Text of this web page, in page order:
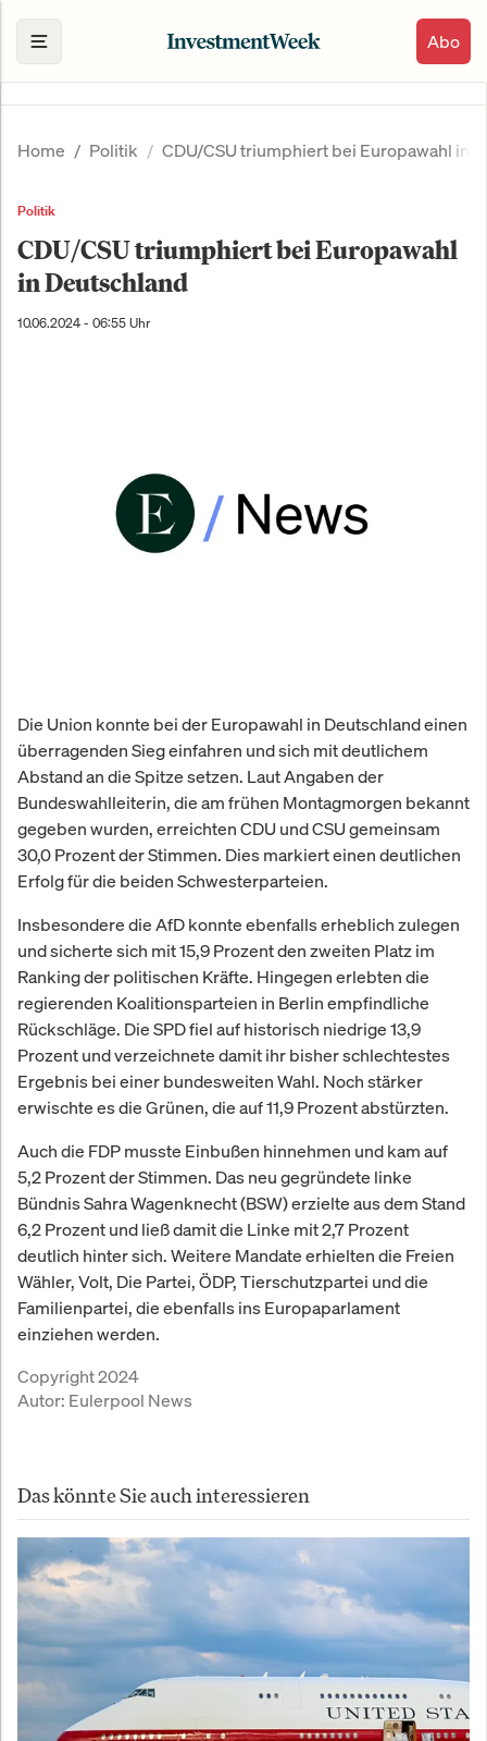
Abo
Home Politik CDU/CSU triumphiert bei Europawahl in
Politik
CDU/CSU triumphiert bei Europawahl
in Deutschland
10.06.2024 - 06:55 Uhr
Die Union konnte bei der Europawahl in Deutschland einen
überragenden Sieg einfahren und sich mit deutlichem
Abstand an die Spitze setzen. Laut Angaben der
Bundeswahlleiterin, die am frühen Montagmorgen bekannt
gegeben wurden, erreichten CDU und CSU gemeinsam
30,0 Prozent der Stimmen. Dies markiert einen deutlichen
Erfolg für die beiden Schwesterparteien.
Insbesondere die AfD konnte ebenfalls erheblich zulegen
und sicherte sich mit 15,9 Prozent den zweiten Platz im
Ranking der politischen Kräfte. Hingegen erlebten die
regierenden Koalitionsparteien in Berlin empfindliche
Rückschläge. Die SPD fiel auf historisch niedrige 13,9
Prozent und verzeichnete damit ihr bisher schlechtestes
Ergebnis bei einer bundesweiten Wahl. Noch stärker
erwischte es die Grünen, die auf 11,9 Prozent abstürzten.
Auch die FDP musste Einbußen hinnehmen und kam auf
5,2 Prozent der Stimmen. Das neu gegründete linke
Bündnis Sahra Wagenknecht (BSW) erzielte aus dem Stand
6,2 Prozent und ließ damit die Linke mit 2,7 Prozent
deutlich hinter sich. Weitere Mandate erhielten die Freien
Wähler, Volt, Die Partei, ÖDP, Tierschutzpartei und die
Familienpartei, die ebenfalls ins Europaparlament
einziehen werden.
Copyright 2024
Autor: Eulerpool News
Das könnte Sie auch interessieren